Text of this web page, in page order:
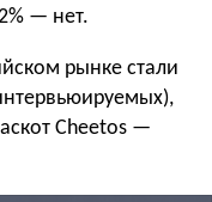
— нет.
рынке стали
Cheetos —